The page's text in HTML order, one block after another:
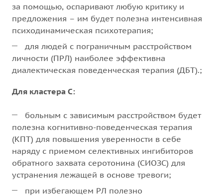
за помощью, оспаривают любую критику и
предложения – им будет полезна интенсивная
психодинамическая психотерапия;
для людей с пограничным расстройством
личности (ПРЛ) наиболее эффективна
диалектическая поведенческая терапия (ДБТ).;
Для кластера С:
больным с зависимым расстройством будет
полезна когнитивно-поведенческая терапия
(КПТ) для повышения уверенности в себе
наряду с приемом селективных ингибиторов
обратного захвата серотонина (СИОЗС) для
устранения лежащей в основе тревоги;
при избегающем РЛ полезно